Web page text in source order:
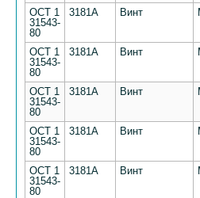
ОСТ 1
31543-
80
3181А Винт
ОСТ 1
31543-
80
3181А Винт
ОСТ 1
31543-
80
3181А Винт
ОСТ 1
31543-
80
3181А Винт
ОСТ 1
31543-
80
3181А Винт